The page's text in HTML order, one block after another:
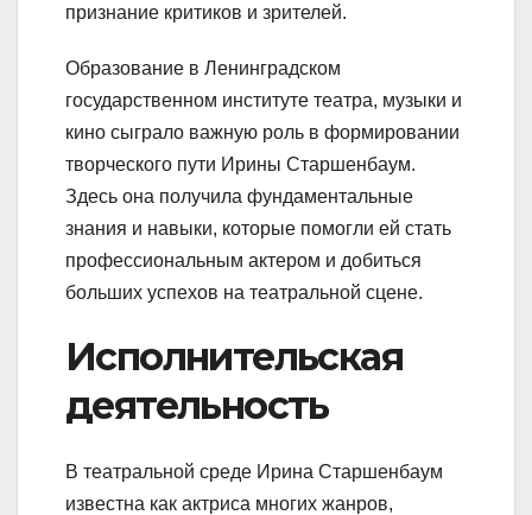
признание критиков и зрителей.
Образование в Ленинградском
государственном институте театра, музыки и
кино сыграло важную роль в формировании
творческого пути Ирины Старшенбаум.
Здесь она получила фундаментальные
знания и навыки, которые помогли ей стать
профессиональным актером и добиться
больших успехов на театральной сцене.
Исполнительская
деятельность
В театральной среде Ирина Старшенбаум
известна как актриса многих жанров,